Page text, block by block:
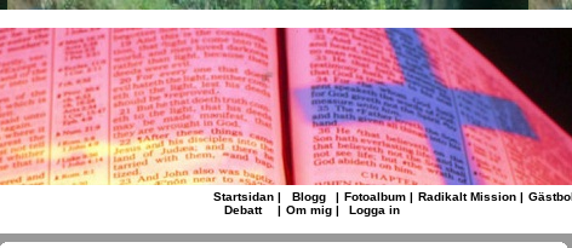
Startsidan | Blogg | Fotoalbum | Radikalt Mission |
Debatt
| Om mig | Logga in